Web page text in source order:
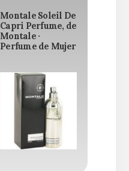
Montale Soleil De
Capri Perfume, de
Montale ·
Perfume de Mujer